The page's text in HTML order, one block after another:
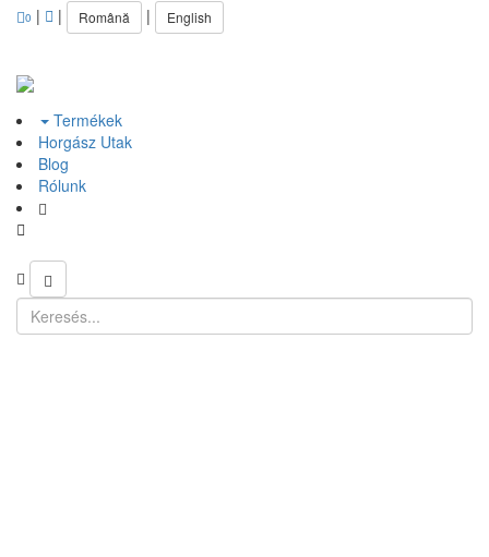
0 | | Română | English
Termékek
Horgász Utak
Blog
Rólunk